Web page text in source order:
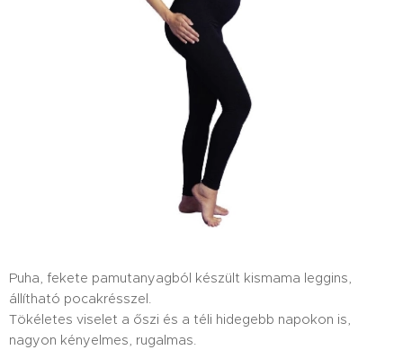
Puha, fekete pamutanyagból készült kismama leggins,
állítható pocakrésszel.
Tökéletes viselet a őszi és a téli hidegebb napokon is,
nagyon kényelmes, rugalmas.